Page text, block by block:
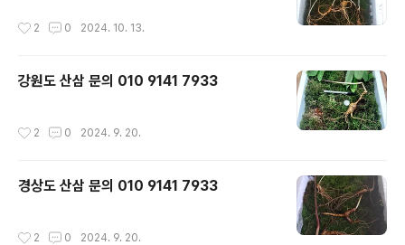
2 0 2024. 10. 13.
강원도 산삼 문의 010 9141 7933
2 0 2024. 9. 20.
경상도 산삼 문의 010 9141 7933
2 0 2024. 9. 20.